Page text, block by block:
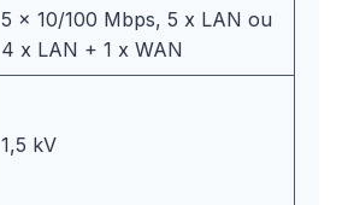
5 x 10/100 Mbps, 5 x LAN ou
4 x LAN + 1 x WAN
1,5 kV